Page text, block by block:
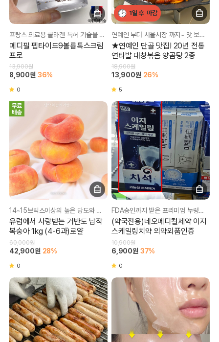
프랑스 의료용 콜라겐 특허 기술을 적용! 탄력과 보습을 한 번에~!
메디필 펩타이드9볼륨톡스크림
프로
13,900원
8,900원 36%
0
1일 후 마감
연예인 부터 서울시장 까지~ 맛 보장은 물론! 매장에서는 절대 이 가격에 못 먹어요!!!
★연예인 단골 맛집! 20년 전통
연타발 대창볶음 양곰탕 2종
18,900원
13,900원 26%
5
14~15브릭스이상의 높은 당도와 진한 향! 매일 새벽 당일 수확! 당일 출고!
유럽에서 사랑받는 거반도 납작
복숭아 1kg (4-6과)로얄
60,000원
42,900원 28%
0
FDA승인까지 받은 프리미엄 누렁니 치아착색을 해결~~~
(약국전용)네오메디컬제약 이지
스케일링치약 의약외품인증
10,900원
6,900원 37%
0